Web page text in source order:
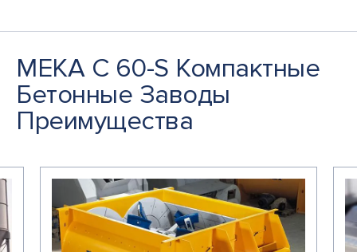
MEKA C 60-S Компактные
Бетонные Заводы
Преимущества